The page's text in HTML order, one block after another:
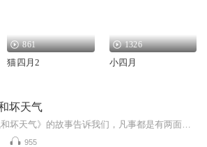
861
猫四月2
1326
小四月
坏天气
955